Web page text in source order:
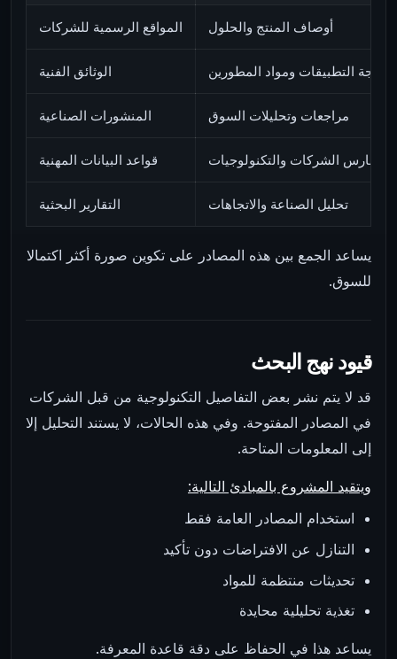
المواقع الرسمية للشركات أوصاف المنتج والحلول
الوثائق الفنية برمجة التطبيقات ومواد المطورين
المنشورات الصناعية مراجعات وتحليلات السوق
قواعد البيانات المهنية فهارس الشركات والتكنولوجيات
التقارير البحثية تحليل الصناعة والاتجاهات
يساعد الجمع بين هذه المصادر على تكوين صورة أكثر اكتمالا
للسوق.
قيود نهج البحث
قد لا يتم نشر بعض التفاصيل التكنولوجية من قبل الشركات
في المصادر المفتوحة. وفي هذه الحالات، لا يستند التحليل إلا
إلى المعلومات المتاحة.
ويتقيد المشروع بالمبادئ التالية:
استخدام المصادر العامة فقط
التنازل عن الافتراضات دون تأكيد
تحديثات منتظمة للمواد
تغذية تحليلية محايدة
يساعد هذا في الحفاظ على دقة قاعدة المعرفة.